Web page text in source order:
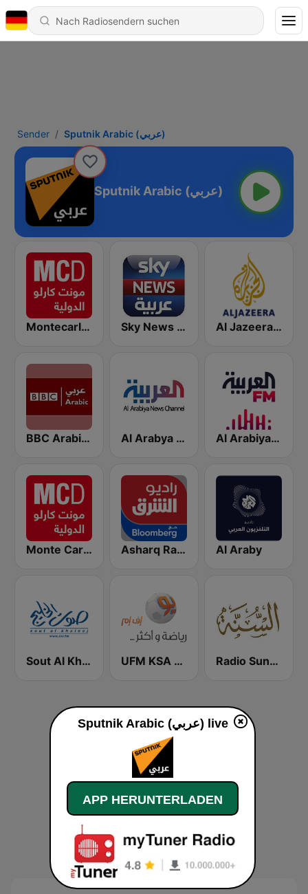
Sender Sputnik Arabic (عربي)
Sputnik Arabic (عربي)
Montecarlo al doualiya (مونت كارلو الدولية) Sky News Arabia (سكاي نيوز عربية) Al Jazeera Arabic (قناة الجزيرة)
BBC Arabic (إذاعة بي بي سي العربية) Al Arabya (العربية FM) Al Arabiya (العربية FM)
Monte Carlo Doualiya Asharq Radio with Bloomberg Al Araby
Sout Al Khaleej FM صوت الخليج UFM KSA (يو إف إم) Radio Sunna إذاعة السنة
Sputnik Arabic (عربي) live
APP HERUNTERLADEN